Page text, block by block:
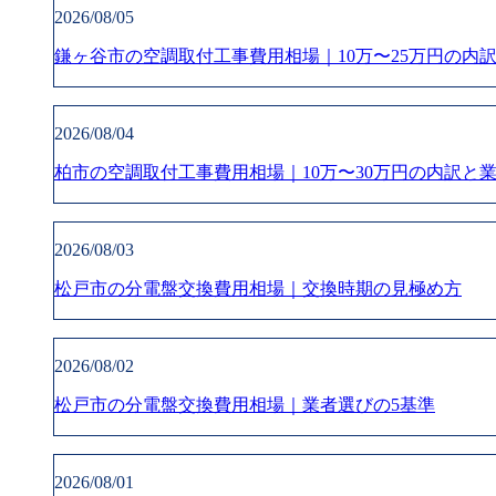
2026/08/05
鎌ヶ谷市の空調取付工事費用相場｜10万〜25万円の内訳
2026/08/04
柏市の空調取付工事費用相場｜10万〜30万円の内訳と
2026/08/03
松戸市の分電盤交換費用相場｜交換時期の見極め方
2026/08/02
松戸市の分電盤交換費用相場｜業者選びの5基準
2026/08/01